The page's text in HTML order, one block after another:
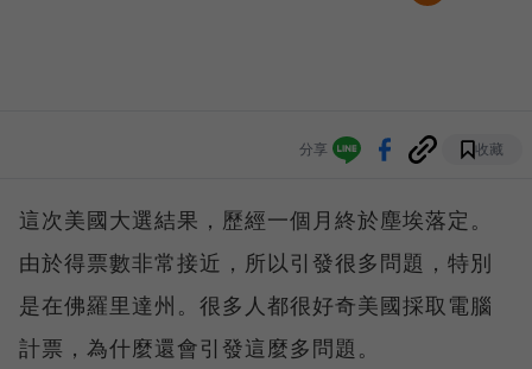
分享 收藏
這次美國大選結果，歷經一個月終於塵埃落定。
由於得票數非常接近，所以引發很多問題，特別
是在佛羅里達州。很多人都很好奇美國採取電腦
計票，為什麼還會引發這麼多問題。